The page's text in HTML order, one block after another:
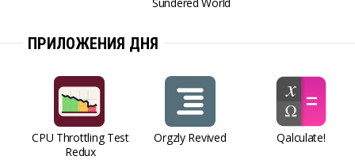
ПРИЛОЖЕНИЯ ДНЯ
CPU Throttling Test
Redux
Orgzly Revived Qalculate!